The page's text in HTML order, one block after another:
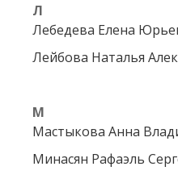
Л
Лебедева Елена
Лейбова Наталья
М
Мастыкова Анна
Минасян Рафаэль